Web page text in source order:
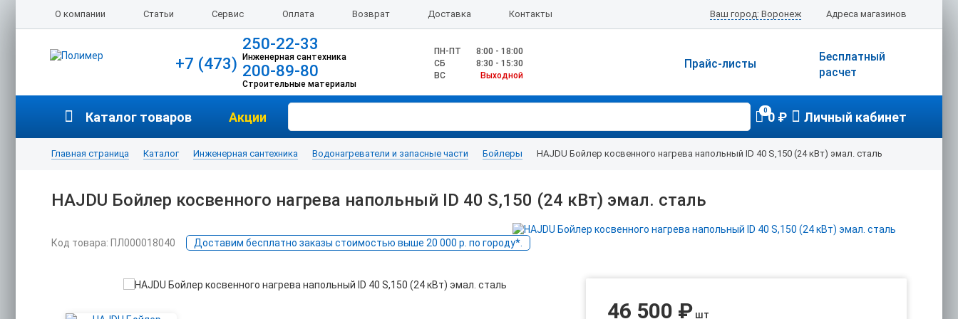
О компании Статьи Сервис Оплата Возврат Доставка Контакты Адреса магазинов
Ваш город: Воронеж
+7 (473)
250-22-33
Инженерная сантехника
200-89-80
Строительные материалы
ПН-ПТ
8:00 - 18:00
CБ
8:30 - 15:30
ВС
Выходной
Бесплатный
расчет
Прайс-листы
Каталог товаров Акции 00 ₽ Личный кабинет
Главная страница Каталог Инженерная сантехника Водонагреватели и запасные части Бойлеры HAJDU Бойлер косвенного нагрева напольный ID 40 S,150 (24 кВт) эмал. сталь
HAJDU Бойлер косвенного нагрева напольный ID 40 S,150 (24 кВт) эмал. сталь
Код товара: ПЛ000018040 Доставим бесплатно заказы стоимостью выше 20 000 р. по городу*.
46 500 ₽ шт